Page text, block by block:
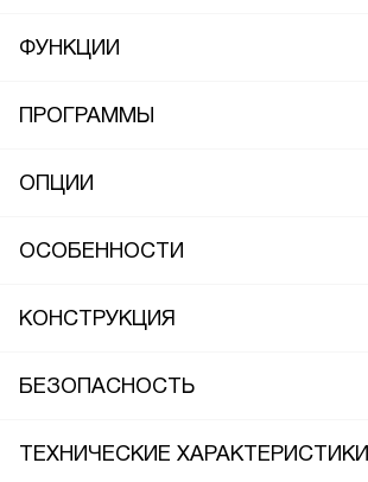
ФУНКЦИИ
ПРОГРАММЫ
ОПЦИИ
ОСОБЕННОСТИ
КОНСТРУКЦИЯ
БЕЗОПАСНОСТЬ
ТЕХНИЧЕСКИЕ ХАРАКТЕРИСТИКИ